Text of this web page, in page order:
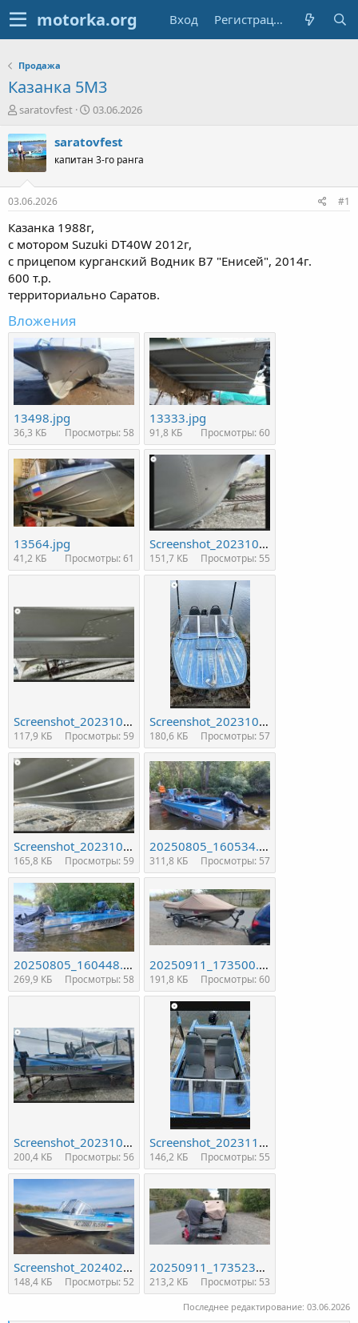
Вход Регистрация
Продажа
Казанка 5М3
А
т
о
р
е
м
ы
saratovfest
Д
т
н
а
03.06.2026
saratovfest
капитан 3-го ранга
03.06.2026 #1
Казанка 1988г,
с мотором Suzuki DT40W 2012г,
с прицепом курганский Водник В7 "Енисей", 2014г.
600 т.р.
территориально Саратов.
Вложения
13498.jpg
36,3 КБ Просмотры: 58
13333.jpg
91,8 КБ Просмотры: 60
13564.jpg
41,2 КБ Просмотры: 61
Screenshot_20231001-204926.jpg
151,7 КБ Просмотры: 55
Screenshot_20231001-204818.jpg
117,9 КБ Просмотры: 59
Screenshot_20231001-204848.jpg
180,6 КБ Просмотры: 57
Screenshot_20231001-204808.jpg
165,8 КБ Просмотры: 59
20250805_160534.jpg
311,8 КБ Просмотры: 57
20250805_160448.jpg
269,9 КБ Просмотры: 58
20250911_173500.jpg
191,8 КБ Просмотры: 60
Screenshot_20231001-204834.jpg
200,4 КБ Просмотры: 56
Screenshot_20231118-201426.jpg
146,2 КБ Просмотры: 55
Screenshot_20240203-023201_Gallery.jpg
148,4 КБ Просмотры: 52
20250911_173523_1.jpg
213,2 КБ Просмотры: 53
Последнее редактирование: 03.06.2026